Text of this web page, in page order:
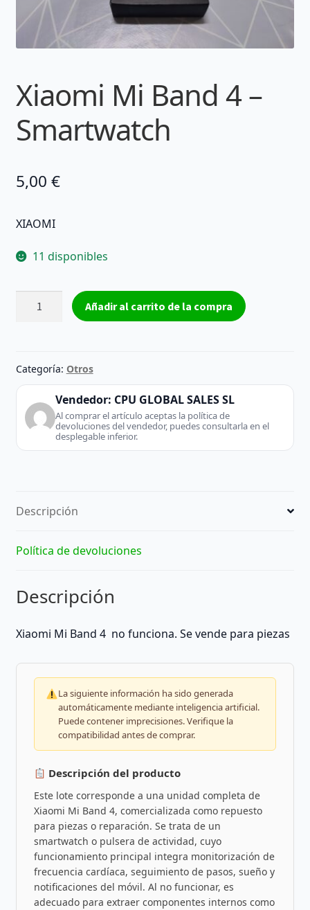
Xiaomi Mi Band 4 –
Smartwatch
5,00 €
XIAOMI
11 disponibles
-
Smartwatch
cantidad
Añadir al carrito de la compra
Categoría: Otros
Vendedor: CPU GLOBAL SALES SL
Al comprar el artículo aceptas la política de
devoluciones del vendedor, puedes consultarla en el
desplegable inferior.
Descripción
Política de devoluciones
Descripción
Xiaomi Mi Band 4 no funciona. Se vende para piezas
La siguiente información ha sido generada
automáticamente mediante inteligencia artificial.
Puede contener imprecisiones. Verifique la
compatibilidad antes de comprar.
Descripción del producto
Este lote corresponde a una unidad completa de
Xiaomi Mi Band 4, comercializada como repuesto
para piezas o reparación. Se trata de un
smartwatch o pulsera de actividad, cuyo
funcionamiento principal integra monitorización de
frecuencia cardíaca, seguimiento de pasos, sueño y
notificaciones del móvil. Al no funcionar, es
adecuado para extraer componentes internos como